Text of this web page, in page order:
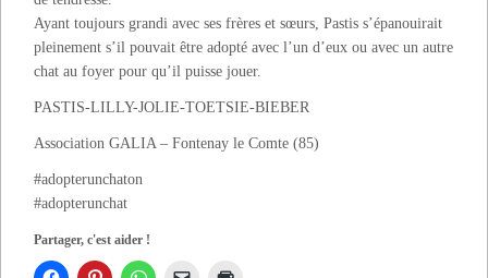
Ayant toujours grandi avec ses frères et sœurs, Pastis s’épanouirait
pleinement s’il pouvait être adopté avec l’un d’eux ou avec un autre
chat au foyer pour qu’il puisse jouer.
PASTIS-LILLY-JOLIE-TOETSIE-BIEBER
Association GALIA – Fontenay le Comte (85)
#adopterunchaton
#adopterunchat
Partager, c'est aider !